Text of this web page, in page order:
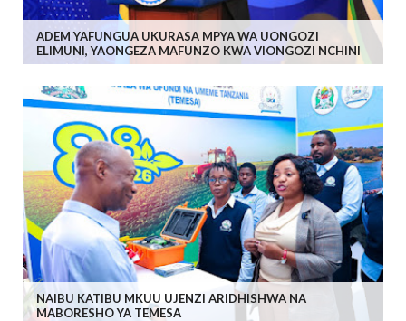
ADEM YAFUNGUA UKURASA MPYA WA UONGOZI
ELIMUNI, YAONGEZA MAFUNZO KWA VIONGOZI NCHINI
NAIBU KATIBU MKUU UJENZI ARIDHISHWA NA
MABORESHO YA TEMESA